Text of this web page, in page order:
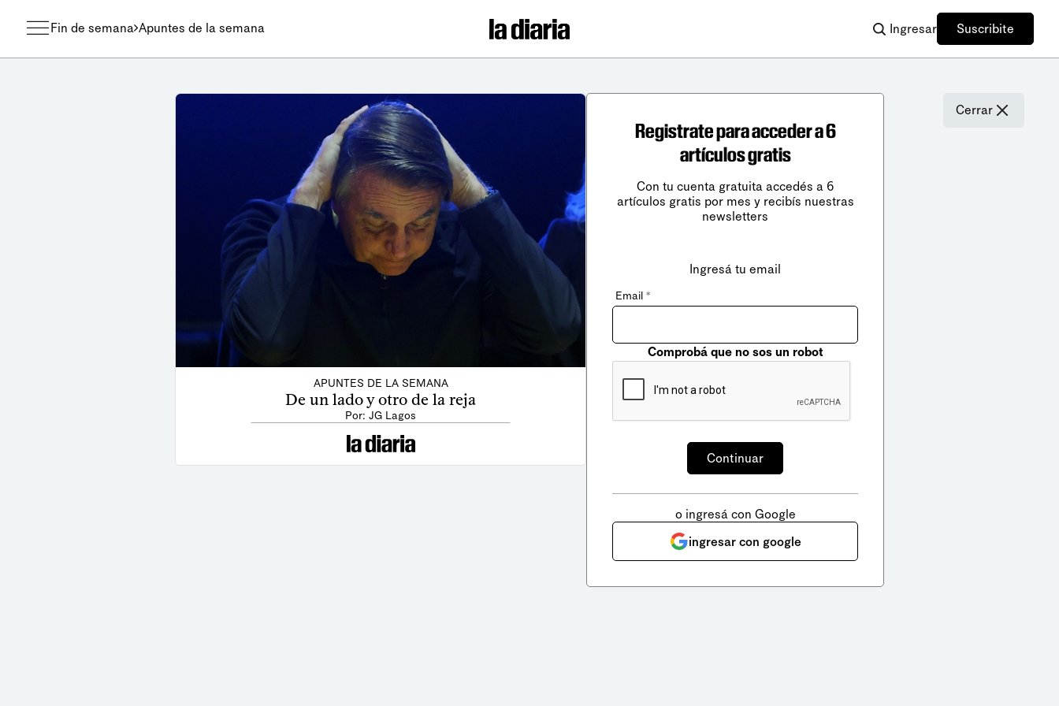
Fin de semana Apuntes de la semana Ingresar Suscribite
APUNTES DE LA SEMANA
De un lado y otro de la reja
Por: JG Lagos
Cerrar
Registrate para acceder a 6
artículos gratis
Con tu cuenta gratuita accedés a 6
artículos gratis por mes y recibís nuestras
newsletters
Ingresá tu email
Email *
Comprobá que no sos un robot
o ingresá con Google
ingresar con google